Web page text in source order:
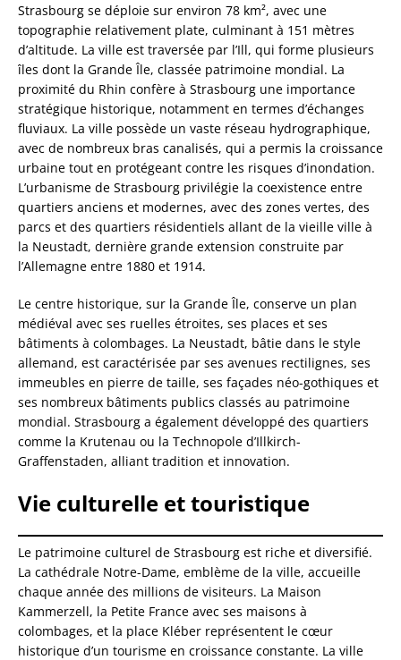
Strasbourg se déploie sur environ 78 km², avec une
topographie relativement plate, culminant à 151 mètres
d’altitude. La ville est traversée par l’Ill, qui forme plusieurs
îles dont la Grande Île, classée patrimoine mondial. La
proximité du Rhin confère à Strasbourg une importance
stratégique historique, notamment en termes d’échanges
fluviaux. La ville possède un vaste réseau hydrographique,
avec de nombreux bras canalisés, qui a permis la croissance
urbaine tout en protégeant contre les risques d’inondation.
L’urbanisme de Strasbourg privilégie la coexistence entre
quartiers anciens et modernes, avec des zones vertes, des
parcs et des quartiers résidentiels allant de la vieille ville à
la Neustadt, dernière grande extension construite par
l’Allemagne entre 1880 et 1914.
Le centre historique, sur la Grande Île, conserve un plan
médiéval avec ses ruelles étroites, ses places et ses
bâtiments à colombages. La Neustadt, bâtie dans le style
allemand, est caractérisée par ses avenues rectilignes, ses
immeubles en pierre de taille, ses façades néo-gothiques et
ses nombreux bâtiments publics classés au patrimoine
mondial. Strasbourg a également développé des quartiers
comme la Krutenau ou la Technopole d’Illkirch-
Graffenstaden, alliant tradition et innovation.
Vie culturelle et touristique
Le patrimoine culturel de Strasbourg est riche et diversifié.
La cathédrale Notre-Dame, emblème de la ville, accueille
chaque année des millions de visiteurs. La Maison
Kammerzell, la Petite France avec ses maisons à
colombages, et la place Kléber représentent le cœur
historique d’un tourisme en croissance constante. La ville